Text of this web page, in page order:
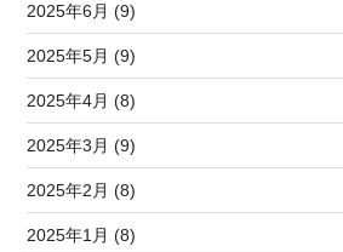
2025年6月 (9)
2025年5月 (9)
2025年4月 (8)
2025年3月 (9)
2025年2月 (8)
2025年1月 (8)